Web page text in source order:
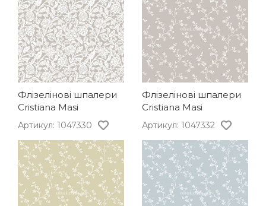
Флізелінові шпалери
Cristiana Masi
Артикул: 1047330
Флізелінові шпалери
Cristiana Masi
Артикул: 1047332